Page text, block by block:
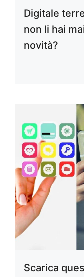
Digitale
non li hai
novità?
Scarica